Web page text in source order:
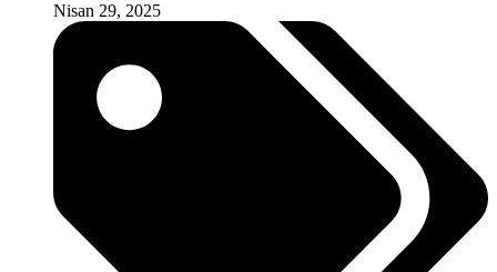
Nisan 29, 2025